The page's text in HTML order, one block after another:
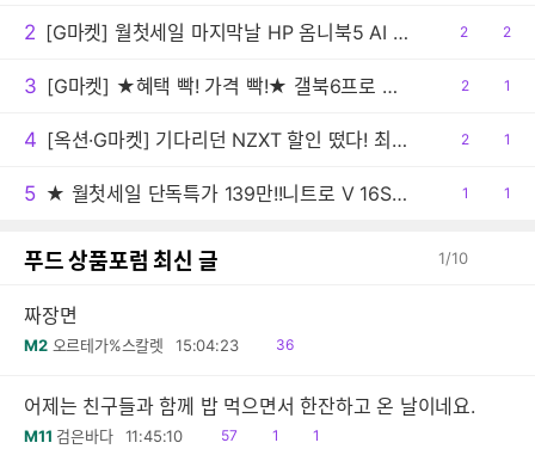
2 [G마켓] 월첫세일 마지막날 HP 옴니북5 AI 노트북 16-af1087TU 최종 149만원대!
공
2
댓
2
3 [G마켓] ★혜택 빡! 가격 빡!★ 갤북6프로 빡세일 행사예고 (308만/무료배송)
공
2
댓1
4 [옥션·G마켓] 기다리던 NZXT 할인 떴다! 최대 22%+추가선물혜택까지!
공
2
댓1
5 ★ 월첫세일 단독특가 139만!!니트로 V 16S AI 게이밍노트북 R7 260 RTX5060 512GB / 16GB
공1
댓1
푸드 상품포럼 최신 글 1/10
짜장면
M2 오르테가%스칼렛 15:04:23
읽
36
어제는 친구들과 함께 밥 먹으면서 한잔하고 온 날이네요.
M11 검은바다 11:45:10
읽
57
공1
댓1